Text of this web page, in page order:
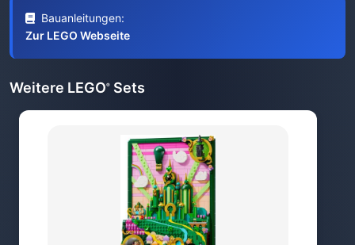
Bauanleitungen:
Zur LEGO Webseite
Weitere LEGO® Sets